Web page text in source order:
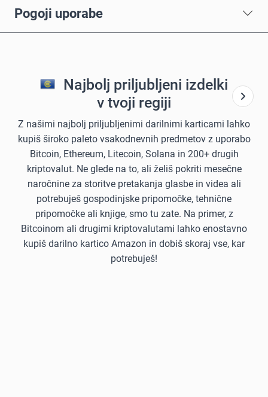
Pogoji uporabe
Najbolj priljubljeni izdelki
v tvoji regiji
Z našimi najbolj priljubljenimi darilnimi karticami lahko
kupiš široko paleto vsakodnevnih predmetov z uporabo
Bitcoin, Ethereum, Litecoin, Solana in 200+ drugih
kriptovalut. Ne glede na to, ali želiš pokriti mesečne
naročnine za storitve pretakanja glasbe in videa ali
potrebuješ gospodinjske pripomočke, tehnične
pripomočke ali knjige, smo tu zate. Na primer, z
Bitcoinom ali drugimi kriptovalutami lahko enostavno
kupiš darilno kartico Amazon in dobiš skoraj vse, kar
potrebuješ!